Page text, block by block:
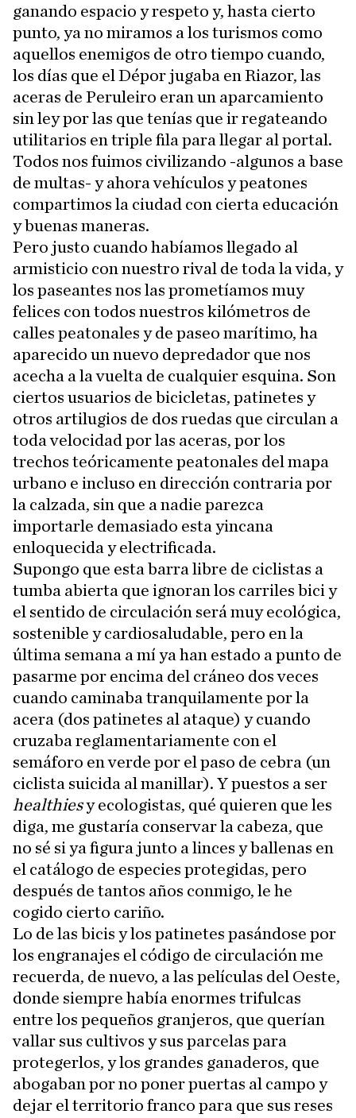
ganando espacio y respeto y, hasta cierto
punto, ya no miramos a los turismos como
aquellos enemigos de otro tiempo cuando,
los días que el Dépor jugaba en Riazor, las
aceras de Peruleiro eran un aparcamiento
sin ley por las que tenías que ir regateando
utilitarios en triple fila para llegar al portal.
Todos nos fuimos civilizando -algunos a base
de multas- y ahora vehículos y peatones
compartimos la ciudad con cierta educación
y buenas maneras.
Pero justo cuando habíamos llegado al
armisticio con nuestro rival de toda la vida, y
los paseantes nos las prometíamos muy
felices con todos nuestros kilómetros de
calles peatonales y de paseo marítimo, ha
aparecido un nuevo depredador que nos
acecha a la vuelta de cualquier esquina. Son
ciertos usuarios de bicicletas, patinetes y
otros artilugios de dos ruedas que circulan a
toda velocidad por las aceras, por los
trechos teóricamente peatonales del mapa
urbano e incluso en dirección contraria por
la calzada, sin que a nadie parezca
importarle demasiado esta yincana
enloquecida y electrificada.
Supongo que esta barra libre de ciclistas a
tumba abierta que ignoran los carriles bici y
el sentido de circulación será muy ecológica,
sostenible y cardiosaludable, pero en la
última semana a mí ya han estado a punto de
pasarme por encima del cráneo dos veces
cuando caminaba tranquilamente por la
acera (dos patinetes al ataque) y cuando
cruzaba reglamentariamente con el
semáforo en verde por el paso de cebra (un
ciclista suicida al manillar). Y puestos a ser
healthiesy ecologistas, qué quieren que les
diga, me gustaría conservar la cabeza, que
no sé si ya figura junto a linces y ballenas en
el catálogo de especies protegidas, pero
después de tantos años conmigo, le he
cogido cierto cariño.
Lo de las bicis y los patinetes pasándose por
los engranajes el código de circulación me
recuerda, de nuevo, a las películas del Oeste,
donde siempre había enormes trifulcas
entre los pequeños granjeros, que querían
vallar sus cultivos y sus parcelas para
protegerlos, y los grandes ganaderos, que
abogaban por no poner puertas al campo y
dejar el territorio franco para que sus reses